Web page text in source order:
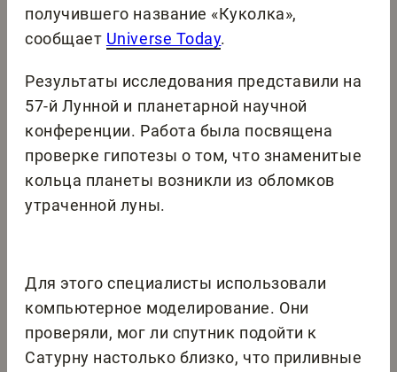
получившего название «Куколка»,
сообщает Universe Today.
Результаты исследования представили на
57-й Лунной и планетарной научной
конференции. Работа была посвящена
проверке гипотезы о том, что знаменитые
кольца планеты возникли из обломков
утраченной луны.
Для этого специалисты использовали
компьютерное моделирование. Они
проверяли, мог ли спутник подойти к
Сатурну настолько близко, что приливные